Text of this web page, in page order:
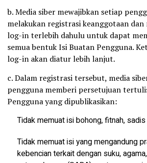
b. Media siber mewajibkan setiap
melakukan registrasi keanggotaan dan
log-in terlebih dahulu untuk dapat
semua bentuk Isi Buatan Pengguna.
log-in akan diatur lebih lanjut.
c. Dalam registrasi tersebut, media
pengguna memberi persetujuan
Pengguna yang dipublikasikan:
Tidak memuat isi bohong, fitnah,
Tidak memuat isi yang mengandung
kebencian terkait dengan suku,